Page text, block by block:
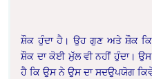
ਸ਼ੌਕ ਹੁੰਦਾ ਹੈ। ਉਹ ਗੁਣ ਅਤੇ ਸ਼ੌਕ
ਸ਼ੌਕ ਦਾ ਕੋਈ ਮੁੱਲ ਵੀ ਨਹੀਂ ਹੁੰਦਾ।
ਹੈ ਕਿ ਉਸ ਨੇ ਉਸ ਦਾ ਸਦਉਪਯੋਗ